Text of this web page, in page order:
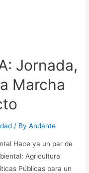
Jornada,
Marcha
/ ByAndante
Hace ya un par de
Agricultura
Públicas para un